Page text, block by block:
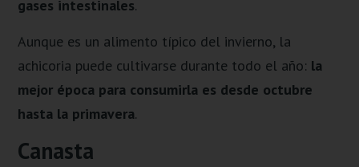
gases intestinales.
Aunque es un alimento típico del invierno, la
achicoria puede cultivarse durante todo el año: la
mejor época para consumirla es desde octubre
hasta la primavera.
Canasta